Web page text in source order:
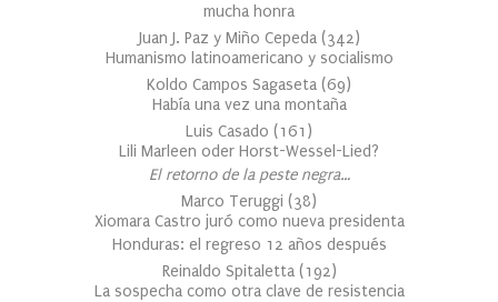
mucha honra
Juan J. Paz y Miño Cepeda (342)
Humanismo latinoamericano y socialismo
Koldo Campos Sagaseta (69)
Había una vez una montaña
Luis Casado (161 )
Lili Marleen oder Horst-Wessel-Lied?
El retorno de la peste negra…
Marco Teruggi (38)
Xiomara Castro juró como nueva presidenta
Honduras: el regreso 12 años después
Reinaldo Spitaletta (192)
La sospecha como otra clave de resistencia